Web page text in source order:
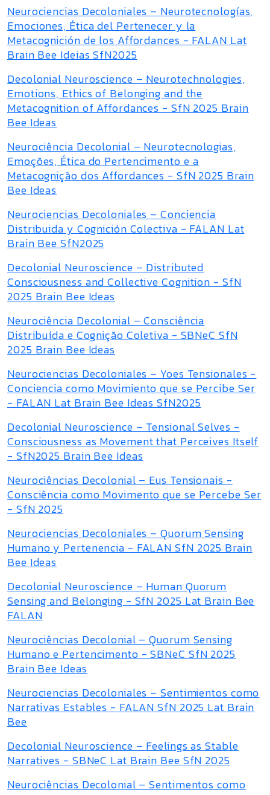
Neurociencias Decoloniales – Neurotecnologías,
Emociones, Ética del Pertenecer y la
Metacognición de los Affordances - FALAN Lat
Brain Bee Ideias SfN2025
Decolonial Neuroscience – Neurotechnologies,
Emotions, Ethics of Belonging and the
Metacognition of Affordances - SfN 2025 Brain
Bee Ideas
Neurociência Decolonial – Neurotecnologias,
Emoções, Ética do Pertencimento e a
Metacognição dos Affordances - SfN 2025 Brain
Bee Ideas
Neurociencias Decoloniales – Conciencia
Distribuida y Cognición Colectiva - FALAN Lat
Brain Bee SfN2025
Decolonial Neuroscience – Distributed
Consciousness and Collective Cognition - SfN
2025 Brain Bee Ideas
Neurociência Decolonial – Consciência
Distribuída e Cognição Coletiva - SBNeC SfN
2025 Brain Bee Ideas
Neurociencias Decoloniales – Yoes Tensionales -
Conciencia como Movimiento que se Percibe Ser
- FALAN Lat Brain Bee Ideas SfN2025
Decolonial Neuroscience – Tensional Selves -
Consciousness as Movement that Perceives Itself
- SfN2025 Brain Bee Ideas
Neurociências Decolonial – Eus Tensionais -
Consciência como Movimento que se Percebe Ser
- SfN 2025
Neurociencias Decoloniales – Quorum Sensing
Humano y Pertenencia - FALAN SfN 2025 Brain
Bee Ideas
Decolonial Neuroscience – Human Quorum
Sensing and Belonging - SfN 2025 Lat Brain Bee
FALAN
Neurociências Decolonial – Quorum Sensing
Humano e Pertencimento - SBNeC SfN 2025
Brain Bee Ideas
Neurociencias Decoloniales – Sentimientos como
Narrativas Estables - FALAN SfN 2025 Lat Brain
Bee
Decolonial Neuroscience – Feelings as Stable
Narratives - SBNeC Lat Brain Bee SfN 2025
Neurociências Decolonial – Sentimentos como